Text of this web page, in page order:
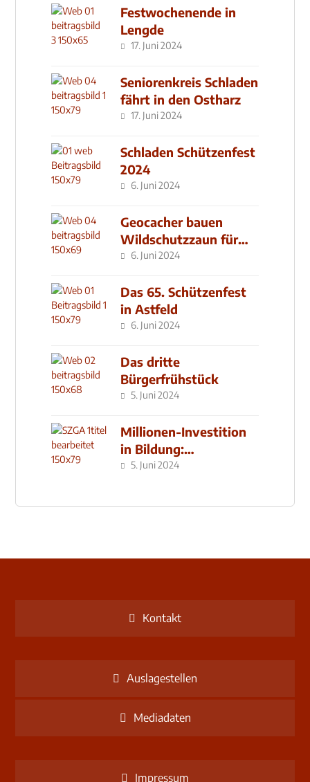
Festwochenende in
Lengde
17. Juni 2024
Seniorenkreis Schladen
fährt in den Ostharz
17. Juni 2024
Schladen Schützenfest
2024
6. Juni 2024
Geocacher bauen
Wildschutzzaun für
den MachMit! Wald
6. Juni 2024
Das 65. Schützenfest
in Astfeld
6. Juni 2024
Das dritte
Bürgerfrühstück
5. Juni 2024
Millionen-Investition
in Bildung:
Schulzentrum-Neubau
5. Juni 2024
Kontakt
Auslagestellen
Mediadaten
Impressum